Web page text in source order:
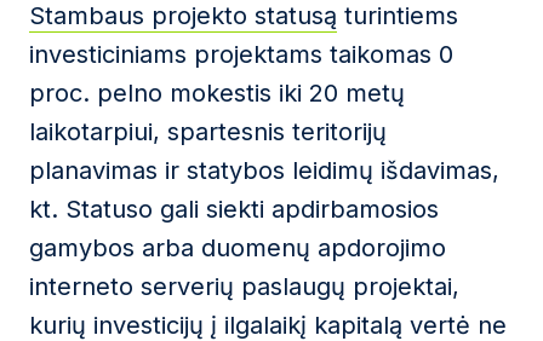
Stambaus projekto statusą turintiems
investiciniams projektams taikomas 0
proc. pelno mokestis iki 20 metų
laikotarpiui, spartesnis teritorijų
planavimas ir statybos leidimų išdavimas,
kt. Statuso gali siekti apdirbamosios
gamybos arba duomenų apdorojimo
interneto serverių paslaugų projektai,
kurių investicijų į ilgalaikį kapitalą vertė ne